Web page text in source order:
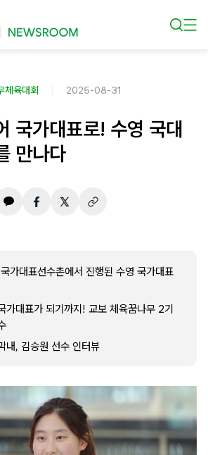
체육대회 2025-08-31
국가대표로! 수영 국대
만나다
가대표선수촌에서 진행된 수영 국가대표
가대표가 되기까지! 교보 체육꿈나무 2기
내, 김승원 선수 인터뷰